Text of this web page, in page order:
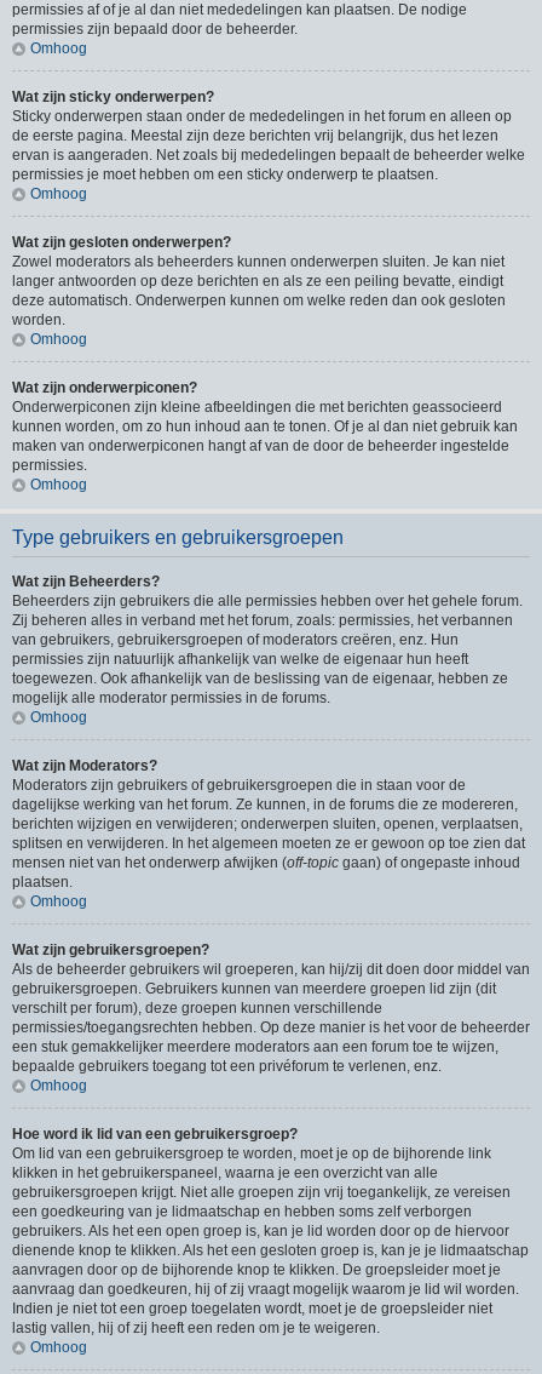
permissies af of je al dan niet mededelingen kan plaatsen. De nodige
permissies zijn bepaald door de beheerder.
Omhoog
Wat zijn sticky onderwerpen?
Sticky onderwerpen staan onder de mededelingen in het forum en alleen op
de eerste pagina. Meestal zijn deze berichten vrij belangrijk, dus het lezen
ervan is aangeraden. Net zoals bij mededelingen bepaalt de beheerder welke
permissies je moet hebben om een sticky onderwerp te plaatsen.
Omhoog
Wat zijn gesloten onderwerpen?
Zowel moderators als beheerders kunnen onderwerpen sluiten. Je kan niet
langer antwoorden op deze berichten en als ze een peiling bevatte, eindigt
deze automatisch. Onderwerpen kunnen om welke reden dan ook gesloten
worden.
Omhoog
Wat zijn onderwerpiconen?
Onderwerpiconen zijn kleine afbeeldingen die met berichten geassocieerd
kunnen worden, om zo hun inhoud aan te tonen. Of je al dan niet gebruik kan
maken van onderwerpiconen hangt af van de door de beheerder ingestelde
permissies.
Omhoog
Type gebruikers en gebruikersgroepen
Wat zijn Beheerders?
Beheerders zijn gebruikers die alle permissies hebben over het gehele forum.
Zij beheren alles in verband met het forum, zoals: permissies, het verbannen
van gebruikers, gebruikersgroepen of moderators creëren, enz. Hun
permissies zijn natuurlijk afhankelijk van welke de eigenaar hun heeft
toegewezen. Ook afhankelijk van de beslissing van de eigenaar, hebben ze
mogelijk alle moderator permissies in de forums.
Omhoog
Wat zijn Moderators?
Moderators zijn gebruikers of gebruikersgroepen die in staan voor de
dagelijkse werking van het forum. Ze kunnen, in de forums die ze modereren,
berichten wijzigen en verwijderen; onderwerpen sluiten, openen, verplaatsen,
splitsen en verwijderen. In het algemeen moeten ze er gewoon op toe zien dat
mensen niet van het onderwerp afwijken (off-topic gaan) of ongepaste inhoud
plaatsen.
Omhoog
Wat zijn gebruikersgroepen?
Als de beheerder gebruikers wil groeperen, kan hij/zij dit doen door middel van
gebruikersgroepen. Gebruikers kunnen van meerdere groepen lid zijn (dit
verschilt per forum), deze groepen kunnen verschillende
permissies/toegangsrechten hebben. Op deze manier is het voor de beheerder
een stuk gemakkelijker meerdere moderators aan een forum toe te wijzen,
bepaalde gebruikers toegang tot een privéforum te verlenen, enz.
Omhoog
Hoe word ik lid van een gebruikersgroep?
Om lid van een gebruikersgroep te worden, moet je op de bijhorende link
klikken in het gebruikerspaneel, waarna je een overzicht van alle
gebruikersgroepen krijgt. Niet alle groepen zijn vrij toegankelijk, ze vereisen
een goedkeuring van je lidmaatschap en hebben soms zelf verborgen
gebruikers. Als het een open groep is, kan je lid worden door op de hiervoor
dienende knop te klikken. Als het een gesloten groep is, kan je je lidmaatschap
aanvragen door op de bijhorende knop te klikken. De groepsleider moet je
aanvraag dan goedkeuren, hij of zij vraagt mogelijk waarom je lid wil worden.
Indien je niet tot een groep toegelaten wordt, moet je de groepsleider niet
lastig vallen, hij of zij heeft een reden om je te weigeren.
Omhoog